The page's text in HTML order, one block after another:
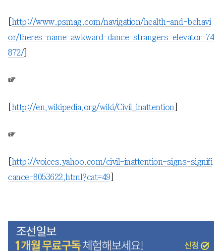
http://www.psmag.com/navigation/health-and-behavi
or/theres-name-awkward-dance-strangers-elevator-74
872/]
☞
http://en.wikipedia.org/wiki/Civil_inattention
☞
http://voices.yahoo.com/civil-inattention-signs-signifi
cance-8053622.html?cat=49